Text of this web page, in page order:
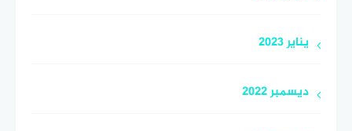
يناير 2023
ديسمبر 2022